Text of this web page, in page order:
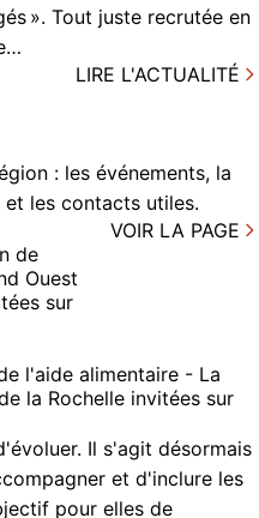
». Tout juste recrutée en
LIRE L'ACTUALITÉ
: les événements, la
les contacts utiles.
VOIR LA PAGE
l'aide alimentaire - La
la Rochelle invitées sur
Il s'agit désormais
et d'inclure les
pour elles de